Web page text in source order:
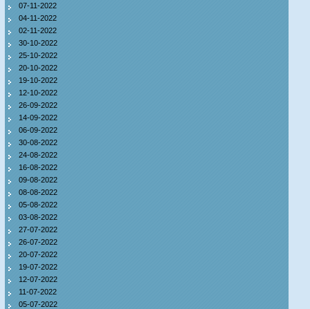
07-11-2022
04-11-2022
02-11-2022
30-10-2022
25-10-2022
20-10-2022
19-10-2022
12-10-2022
26-09-2022
14-09-2022
06-09-2022
30-08-2022
24-08-2022
16-08-2022
09-08-2022
08-08-2022
05-08-2022
03-08-2022
27-07-2022
26-07-2022
20-07-2022
19-07-2022
12-07-2022
11-07-2022
05-07-2022